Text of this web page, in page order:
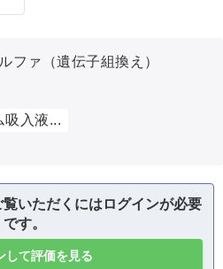
ファ（遺伝子組換え）
吸入液...
いただくにはログインが必要
です。
して評価を見る